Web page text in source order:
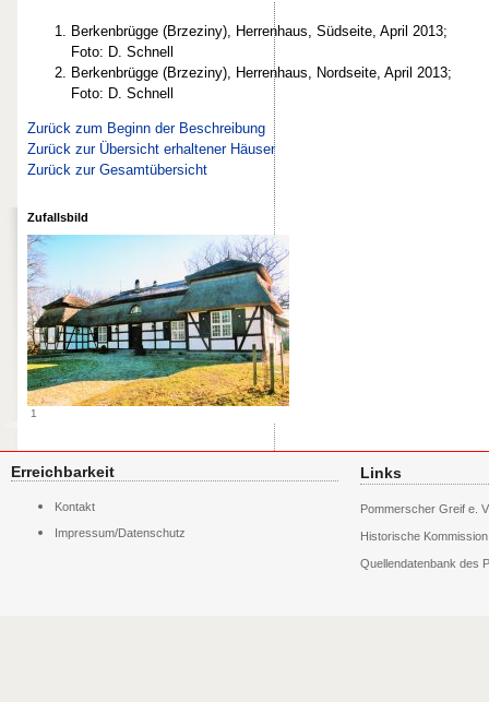
Berkenbrügge (Brzeziny), Herrenhaus, Südseite, April 2013;
Foto: D. Schnell
Berkenbrügge (Brzeziny), Herrenhaus, Nordseite, April 2013;
Foto: D. Schnell
Zurück zum Beginn der Beschreibung
Zurück zur Übersicht erhaltener Häuser
Zurück zur Gesamtübersicht
Zufallsbild
1
Erreichbarkeit
NavigationKontakt
Impressum/Datenschutz
Links
Pommerscher Greif e.
Historische
Quellendatenbank des